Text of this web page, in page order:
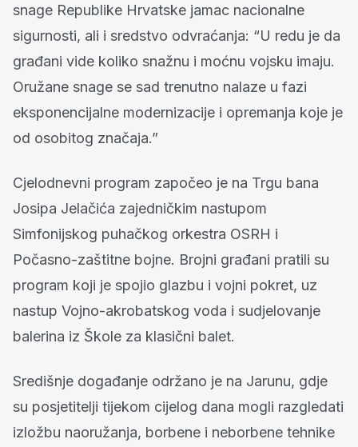
snage Republike Hrvatske jamac nacionalne
sigurnosti, ali i sredstvo odvraćanja: “U redu je da
građani vide koliko snažnu i moćnu vojsku imaju.
Oružane snage se sad trenutno nalaze u fazi
eksponencijalne modernizacije i opremanja koje je
od osobitog značaja.”
Cjelodnevni program započeo je na Trgu bana
Josipa Jelačića zajedničkim nastupom
Simfonijskog puhačkog orkestra OSRH i
Počasno-zaštitne bojne. Brojni građani pratili su
program koji je spojio glazbu i vojni pokret, uz
nastup Vojno-akrobatskog voda i sudjelovanje
balerina iz Škole za klasični balet.
Središnje događanje održano je na Jarunu, gdje
su posjetitelji tijekom cijelog dana mogli razgledati
izložbu naoružanja, borbene i neborbene tehnike